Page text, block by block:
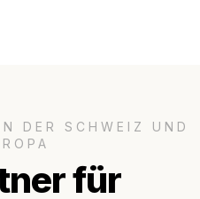
DER SCHWEIZ UND
für